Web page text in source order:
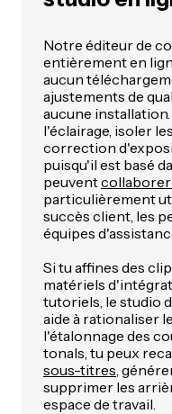
Notre éditeur de
entièrement en
aucun
ajustements de
aucune
l'éclairage, isoler
correction
puisqu'il est basé
peuventcollaborer
particulièrement
succès client, les
équipes
Si tu affines des
matériels
tutoriels, le studio
aide à rationaliser
l'étalonnage des
tonals, tu peux
sous-titres ,
supprimer les
espace de travail.